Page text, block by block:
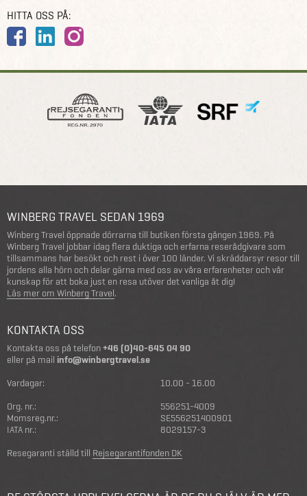
HITTA OSS PÅ:
WINBERG TRAVEL SEDAN 1969
Winberg Travel öppnade dörrarna till butiken första gången 1969. På
Winberg Travel jobbar idag flera duktiga och erfarna reserådgivare som
tillsammans har besökt och rest i över 100 länder. Vi skräddarsyr resor till
jordens alla hörn och delar gärna med oss av våra erfarenheter och vår
kunskap för att boka just en resa utöver det vanliga åt dig!
Läs mer om Winberg Travel.
KONTAKTA OSS
Kontakta oss på telefon+46 (0)40-645 04 90
eller på mail info@winbergtravel.se
Vardagar:
10.00 - 16.00
Org. nr.:
556251-4009
Momsreg.nr.:
SE556251400901
IATA nr.:
8029157-3
Resegaranti ställd till Rejsegarantifonden DK